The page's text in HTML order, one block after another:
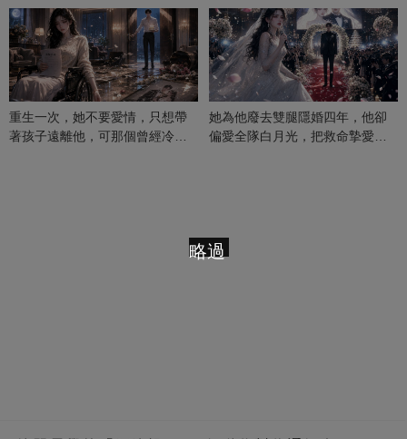
重生一次，她不要愛情，只想帶
著孩子遠離他，可那個曾經冷漠
她為他廢去雙腿隱婚四年，他卻
偏愛全隊白月光，把救命摯愛當
略過